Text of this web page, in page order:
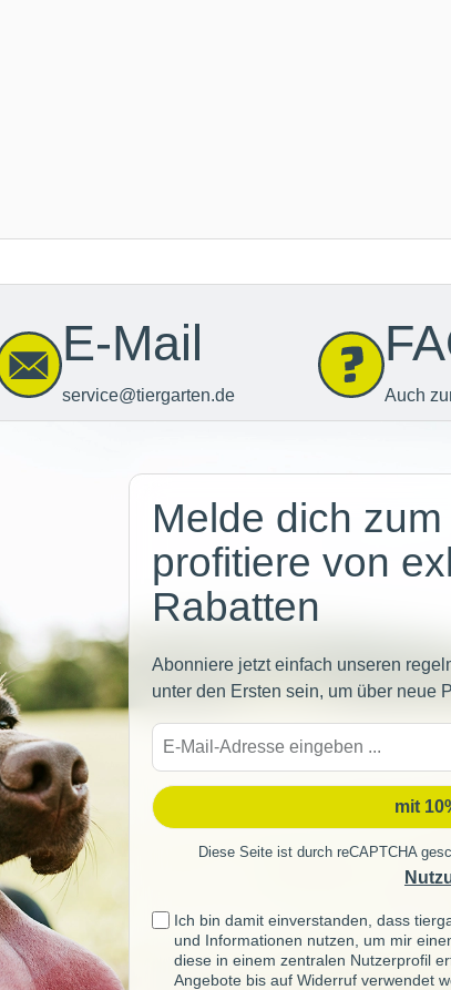
E-Mail
service@tiergarten.de Auch
Melde dich
profitiere von
Rabatten
Abonniere jetzt einfach unseren
unter den Ersten sein, um über neue
mit
Diese Seite ist durch reCAPTCHA
Ich bin damit einverstanden, dass
und Informationen nutzen, um mir
diese in einem zentralen Nutzerprofil
Angebote bis auf Widerruf verwendet